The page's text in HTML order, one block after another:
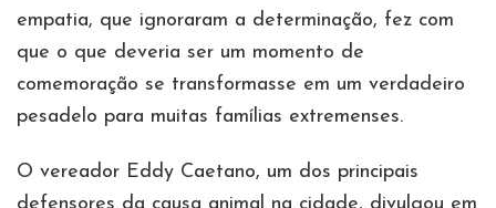
empatia, que ignoraram a determinação, fez com
que o que deveria ser um momento de
comemoração se transformasse em um verdadeiro
pesadelo para muitas famílias extremenses.
O vereador Eddy Caetano, um dos principais